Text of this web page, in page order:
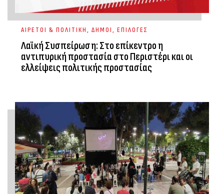
ΑΙΡΕΤΟΙ & ΠΟΛΙΤΙΚΗ, ΔΗΜΟΙ, ΕΠΙΛΟΓΕΣ
Λαϊκή Συσπείρωση: Στο επίκεντρο η
αντιπυρική προστασία στο Περιστέρι και οι
ελλείψεις πολιτικής προστασίας